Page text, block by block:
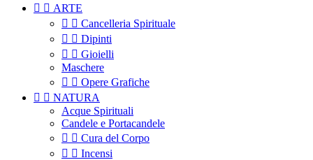
  ARTE
  Cancelleria Spirituale
  Dipinti
  Gioielli
Maschere
  Opere Grafiche
  NATURA
Acque Spirituali
Candele e Portacandele
  Cura del Corpo
  Incensi